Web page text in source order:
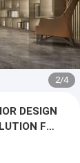
3/4
DESIGN
FOR
ณภาพสูง วี